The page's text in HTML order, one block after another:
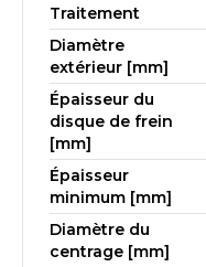
Traitement
Diamètre
extérieur [mm]
Épaisseur du
disque de frein
[mm]
Épaisseur
minimum [mm]
Diamètre du
centrage [mm]